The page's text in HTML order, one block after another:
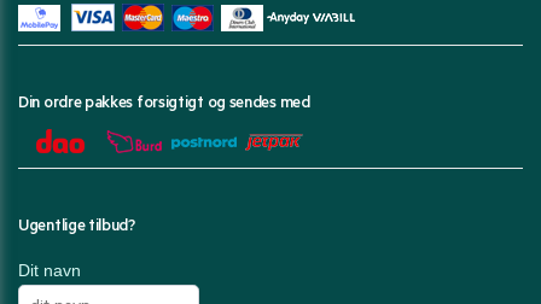
Din ordre pakkes forsigtigt og sendes med
Ugentlige tilbud?
Dit navn